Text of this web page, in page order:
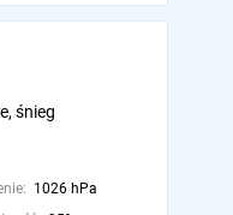
śnieg
1026 hPa